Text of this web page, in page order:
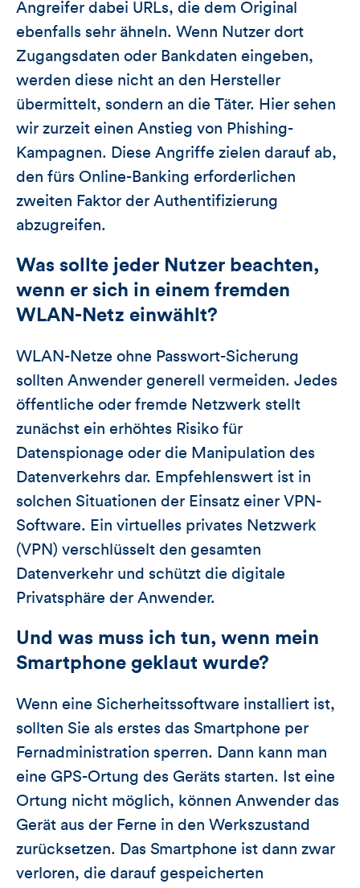
Angreifer dabei URLs, die dem Original
ebenfalls sehr ähneln. Wenn Nutzer dort
Zugangsdaten oder Bankdaten eingeben,
werden diese nicht an den Hersteller
übermittelt, sondern an die Täter. Hier sehen
wir zurzeit einen Anstieg von Phishing-
Kampagnen. Diese Angriffe zielen darauf ab,
den fürs Online-Banking erforderlichen
zweiten Faktor der Authentifizierung
abzugreifen.
Was sollte jeder Nutzer beachten,
wenn er sich in einem fremden
WLAN-Netz einwählt?
WLAN-Netze ohne Passwort-Sicherung
sollten Anwender generell vermeiden. Jedes
öffentliche oder fremde Netzwerk stellt
zunächst ein erhöhtes Risiko für
Datenspionage oder die Manipulation des
Datenverkehrs dar. Empfehlenswert ist in
solchen Situationen der Einsatz einer VPN-
Software. Ein virtuelles privates Netzwerk
(VPN) verschlüsselt den gesamten
Datenverkehr und schützt die digitale
Privatsphäre der Anwender.
Und was muss ich tun, wenn mein
Smartphone geklaut wurde?
Wenn eine Sicherheitssoftware installiert ist,
sollten Sie als erstes das Smartphone per
Fernadministration sperren. Dann kann man
eine GPS-Ortung des Geräts starten. Ist eine
Ortung nicht möglich, können Anwender das
Gerät aus der Ferne in den Werkszustand
zurücksetzen. Das Smartphone ist dann zwar
verloren, die darauf gespeicherten